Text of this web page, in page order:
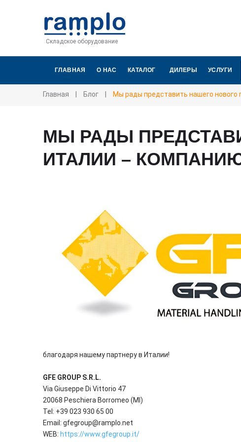
Складское оборудование
ГЛАВНАЯ О НАС КАТАЛОГ ДИЛЕРЫ УСЛУГИ
Главная Блог Мы рады представить нашего нового
МЫ РАДЫ
ИТАЛИИ – КОМПАНИЮ
благодаря нашему партнеру в Италии!
GFE GROUP S.R.L.
Via Giuseppe Di Vittorio 47
20068 Peschiera Borromeo (MI)
Tel: +39 023 930 65 00
Email: gfegroup@ramplo.net
WEB: https://www.gfegroup.it/